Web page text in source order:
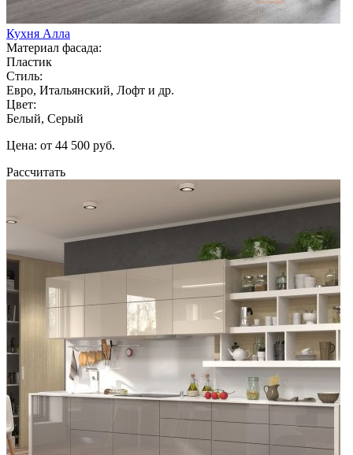
Кухня Алла
Материал фасада:
Пластик
Стиль:
Евро, Итальянский, Лофт и др.
Цвет:
Белый, Серый
Цена: от 44 500 руб.
Рассчитать